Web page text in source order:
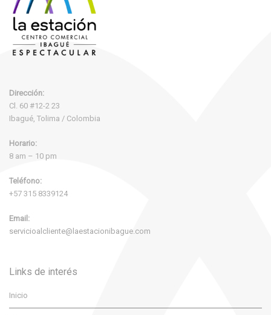
Dirección:
Cl. 60 #12-2 23
Ibagué, Tolima / Colombia
Horario:
8 am – 10 pm
Teléfono:
+57 315 8339124
Email:
servicioalcliente@laestacionibague.com
Links de interés
Inicio